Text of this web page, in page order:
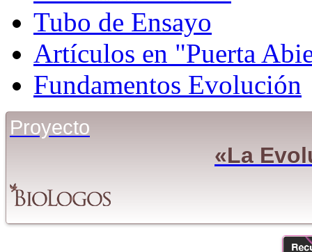
Tubo de Ensayo
Artículos en "Puerta
Fundamentos Evolución
Proyecto
«La